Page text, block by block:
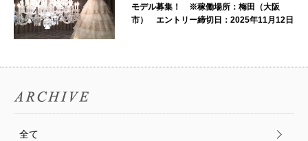
モデル募集！ ※稼働場所：梅田（大阪
市） エントリー締切日：2025年11月12日
全て